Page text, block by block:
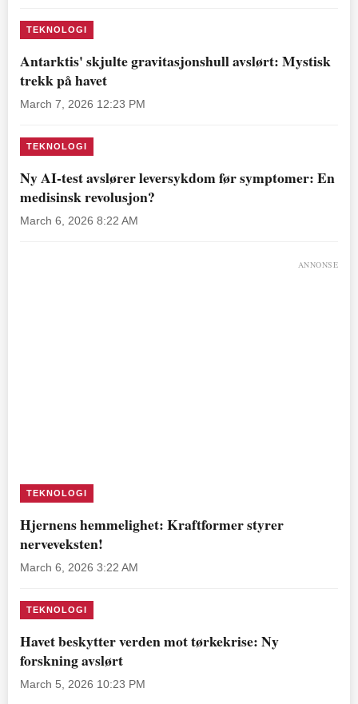
TEKNOLOGI
Antarktis' skjulte gravitasjonshull avslørt: Mystisk
trekk på havet
March 7, 2026 12:23 PM
TEKNOLOGI
Ny AI-test avslører leversykdom før symptomer: En
medisinsk revolusjon?
March 6, 2026 8:22 AM
ANNONSE
TEKNOLOGI
Hjernens hemmelighet: Kraftformer styrer
nerveveksten!
March 6, 2026 3:22 AM
TEKNOLOGI
Havet beskytter verden mot tørkekrise: Ny
forskning avslørt
March 5, 2026 10:23 PM